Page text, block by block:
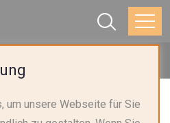
um unsere Webseite für Sie